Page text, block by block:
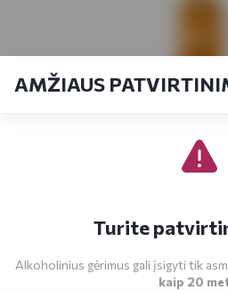
AMŽIAUS
Turite
Alkoholinius gėrimus gali įsigyti tik
kaip 20